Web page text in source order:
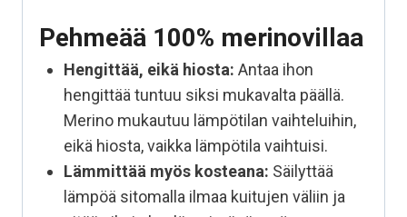
Pehmeää 100% merinovillaa
Hengittää, eikä hiosta: Antaa ihon
hengittää tuntuu siksi mukavalta päällä.
Merino mukautuu lämpötilan vaihteluihin,
eikä hiosta, vaikka lämpötila vaihtuisi.
Lämmittää myös kosteana: Säilyttää
lämpöä sitomalla ilmaa kuitujen väliin ja